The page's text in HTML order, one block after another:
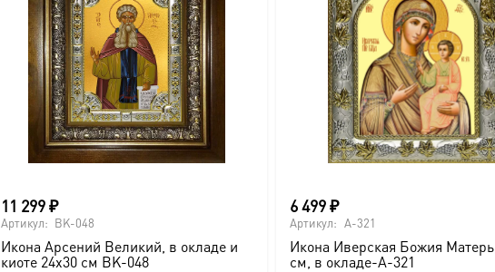
11 299₽
Артикул: BK-048
Икона Арсений Великий, в окладе и
киоте 24х30 см BK-048
6 499₽
Артикул: A-321
Икона Иверская Божия
см, в окладе-A-321